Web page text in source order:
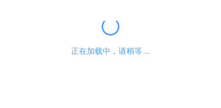
正在加载中，请稍等 ...